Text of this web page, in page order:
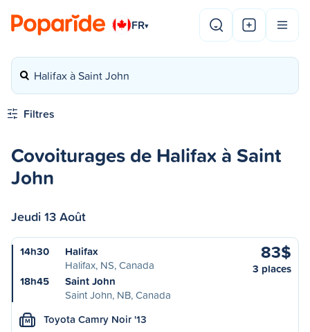
FR▾
Halifax à Saint John
Filtres
Covoiturages de Halifax à Saint
John
Jeudi 13 Août
14h30
Halifax
Halifax, NS, Canada
18h45
Saint John
Saint John, NB, Canada
83$
3 places
M Toyota Camry Noir '13